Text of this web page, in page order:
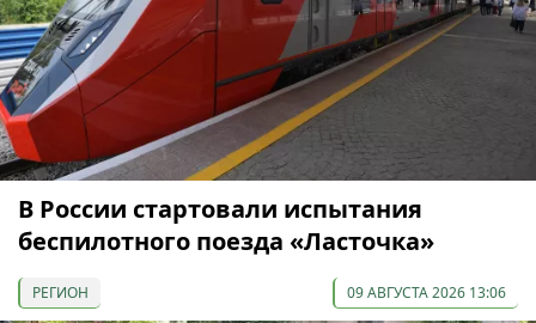
В России стартовали испытания
беспилотного поезда «Ласточка»
РЕГИОН 09 АВГУСТА 2026 13:06